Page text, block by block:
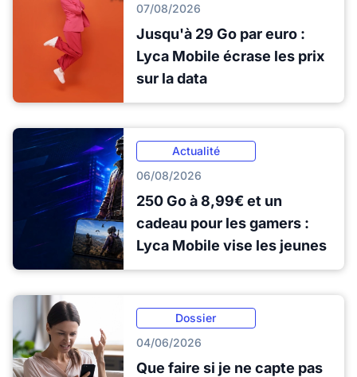
07/08/2026
Jusqu'à 29 Go par euro :
Lyca Mobile écrase les prix
sur la data
Actualité
06/08/2026
250 Go à 8,99€ et un
cadeau pour les gamers :
Lyca Mobile vise les jeunes
Dossier
04/06/2026
Que faire si je ne capte pas